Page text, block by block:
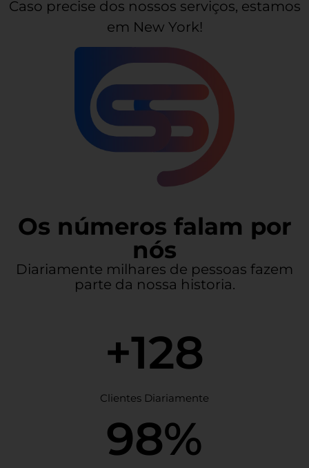
Caso precise dos nossos serviços, estamos
em New York!
Os números falam por
nós
Diariamente milhares de pessoas fazem
parte da nossa historia.
+128
Clientes Diariamente
98%